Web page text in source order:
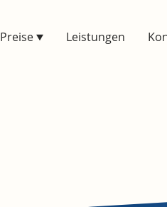
Preise Leistungen